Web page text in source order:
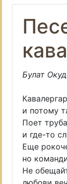
Булат
и потому
Поет
и где-то
Еще
но
Не